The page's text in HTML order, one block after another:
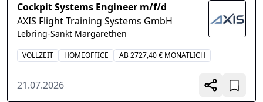
Cockpit Systems Engineer m/f/d
AXIS Flight Training Systems GmbH
Lebring-Sankt Margarethen
VOLLZEIT HOMEOFFICE AB 2727,40 € MONATLICH
21.07.2026